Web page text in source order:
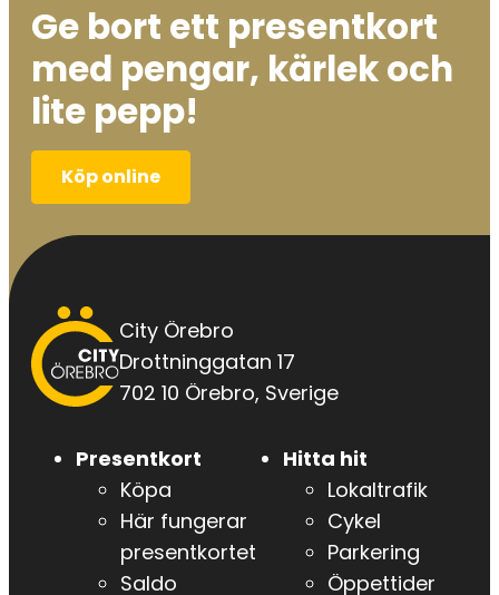
Ge bort ett presentkort
med pengar, kärlek och
lite pepp!
Köp online
City
Örebro
City Örebro
Drottninggatan 17
702 10 Örebro, Sverige
Presentkort
Köpa
Här fungerar
presentkortet
Saldo
Hitta hit
Lokaltrafik
Cykel
Parkering
Öppettider